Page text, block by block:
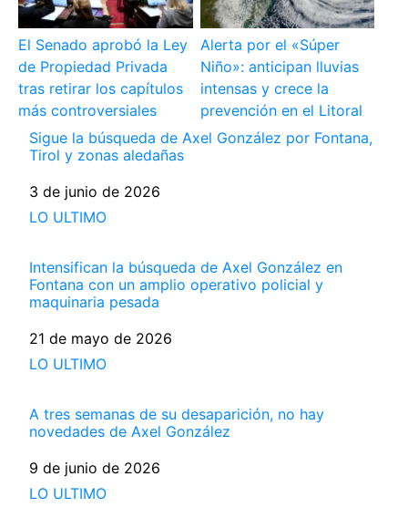
El Senado aprobó la Ley
de Propiedad Privada
tras retirar los capítulos
más controversiales
Alerta por el «Súper
Niño»: anticipan lluvias
intensas y crece la
prevención en el Litoral
Sigue la búsqueda de Axel González por Fontana,
Tirol y zonas aledañas
Fecha
3 de junio de 2026
Respecto a
LO ULTIMO
Intensifican la búsqueda de Axel González en
Fontana con un amplio operativo policial y
maquinaria pesada
Fecha
21 de mayo de 2026
Respecto a
LO ULTIMO
A tres semanas de su desaparición, no hay
novedades de Axel González
Fecha
9 de junio de 2026
Respecto a
LO ULTIMO